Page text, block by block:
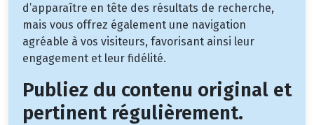
d’apparaître en tête des résultats de recherche,
mais vous offrez également une navigation
agréable à vos visiteurs, favorisant ainsi leur
engagement et leur fidélité.
Publiez du contenu original et
pertinent régulièrement.